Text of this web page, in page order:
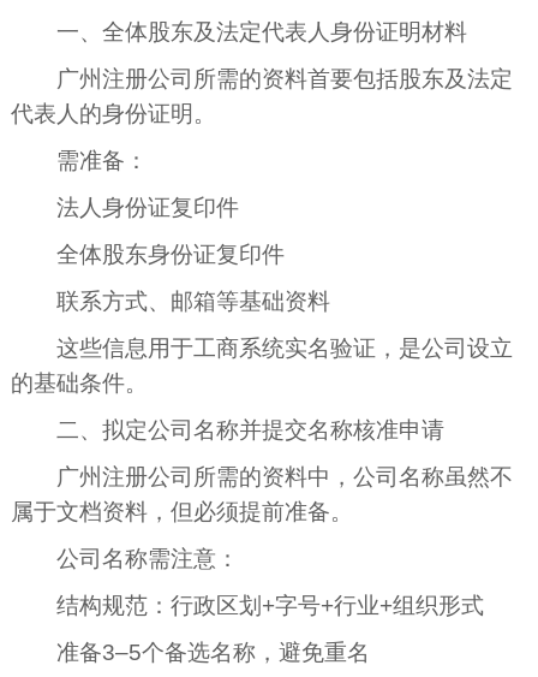
一、全体股东及法定代表人身份证明材料
广州注册公司所需的资料首要包括股东及法定
代表人的身份证明。
需准备：
法人身份证复印件
全体股东身份证复印件
联系方式、邮箱等基础资料
这些信息用于工商系统实名验证，是公司设立
的基础条件。
二、拟定公司名称并提交名称核准申请
广州注册公司所需的资料中，公司名称虽然不
属于文档资料，但必须提前准备。
公司名称需注意：
结构规范：行政区划+字号+行业+组织形式
准备3–5个备选名称，避免重名